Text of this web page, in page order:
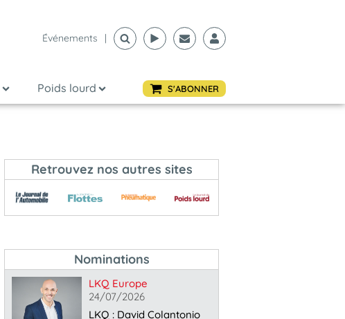
Événements |
Poids lourd S'ABONNER
Retrouvez nos autres sites
Nominations
LKQ Europe
24/07/2026
LKQ : David Colantonio